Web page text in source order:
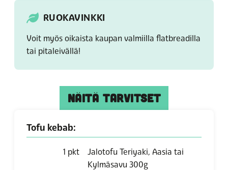
RUOKAVINKKI
Voit myös oikaista kaupan valmiilla flatbreadilla
tai pitaleivällä!
NÄITÄ TARVITSET
Tofu kebab:
1 pkt
Jalotofu Teriyaki, Aasia tai
Kylmäsavu 300g